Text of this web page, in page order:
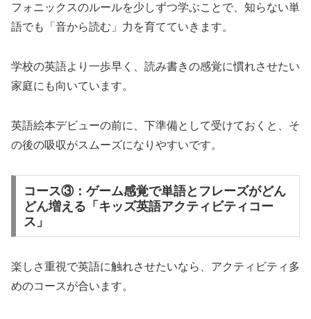
フォニックスのルールを少しずつ学ぶことで、知らない単
語でも「音から読む」力を育てていきます。
学校の英語より一歩早く、読み書きの感覚に慣れさせたい
家庭にも向いています。
英語絵本デビューの前に、下準備として受けておくと、そ
の後の吸収がスムーズになりやすいです。
コース③：ゲーム感覚で単語とフレーズがどん
どん増える「キッズ英語アクティビティコー
ス」
楽しさ重視で英語に触れさせたいなら、アクティビティ多
めのコースが合います。